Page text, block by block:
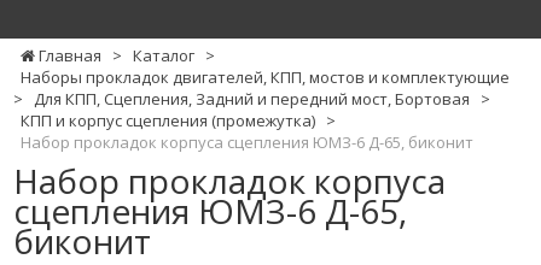
Главная > Каталог >
Наборы прокладок двигателей, КПП, мостов и комплектующие
>
Для КПП, Сцепления, Задний и передний мост, Бортовая
>
КПП и корпус сцепления (промежутка) >
Набор прокладок корпуса сцепления ЮМЗ-6 Д-65, биконит
Набор прокладок корпуса
сцепления ЮМЗ-6 Д-65,
биконит